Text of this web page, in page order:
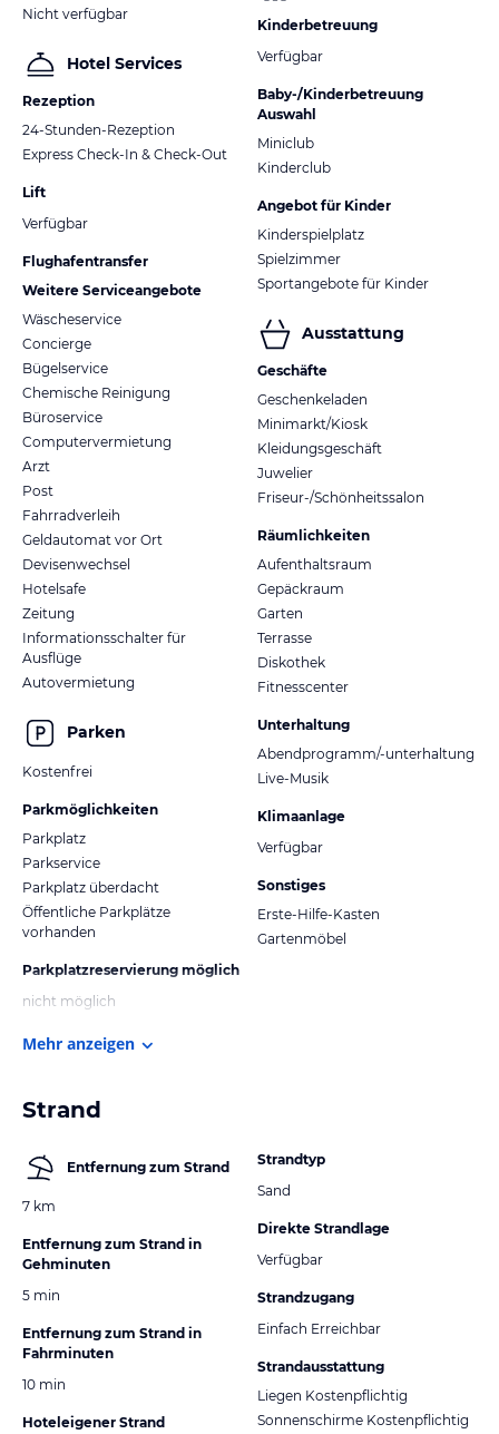
Nicht verfügbar
Hotel Services
Rezeption
24-Stunden-Rezeption
Express Check-In & Check-Out
Lift
Verfügbar
Flughafentransfer
Weitere Serviceangebote
Wäscheservice
Concierge
Bügelservice
Chemische Reinigung
Büroservice
Computervermietung
Arzt
Post
Fahrradverleih
Geldautomat vor Ort
Devisenwechsel
Hotelsafe
Zeitung
Informationsschalter für
Ausflüge
Autovermietung
Parken
Kostenfrei
Parkmöglichkeiten
Parkplatz
Parkservice
Parkplatz überdacht
Öffentliche Parkplätze
vorhanden
Parkplatzreservierung möglich
nicht möglich
Kinderbetreuung
Verfügbar
Baby-/Kinderbetreuung
Auswahl
Miniclub
Kinderclub
Angebot für Kinder
Kinderspielplatz
Spielzimmer
Sportangebote für Kinder
Ausstattung
Geschäfte
Geschenkeladen
Minimarkt/Kiosk
Kleidungsgeschäft
Juwelier
Friseur-/Schönheitssalon
Räumlichkeiten
Aufenthaltsraum
Gepäckraum
Garten
Terrasse
Diskothek
Fitnesscenter
Unterhaltung
Abendprogramm/-unterhaltung
Live-Musik
Klimaanlage
Verfügbar
Sonstiges
Erste-Hilfe-Kasten
Gartenmöbel
Mehr anzeigen
Strand
Entfernung zum Strand
7 km
Entfernung zum Strand in
Gehminuten
5 min
Entfernung zum Strand in
Fahrminuten
10 min
Hoteleigener Strand
Strandtyp
Sand
Direkte Strandlage
Verfügbar
Strandzugang
Einfach Erreichbar
Strandausstattung
Liegen Kostenpflichtig
Sonnenschirme Kostenpflichtig